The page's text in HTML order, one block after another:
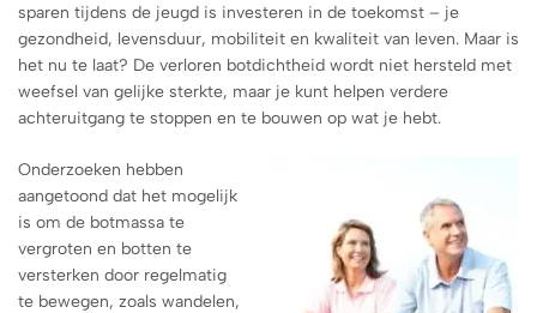
sparen tijdens de jeugd is investeren in de toekomst – je
gezondheid, levensduur, mobiliteit en kwaliteit van leven. Maar is
het nu te laat? De verloren botdichtheid wordt niet hersteld met
weefsel van gelijke sterkte, maar je kunt helpen verdere
achteruitgang te stoppen en te bouwen op wat je hebt.
Onderzoeken hebben
aangetoond dat het mogelijk
is om de botmassa te
vergroten en botten te
versterken door regelmatig
te bewegen, zoals wandelen,